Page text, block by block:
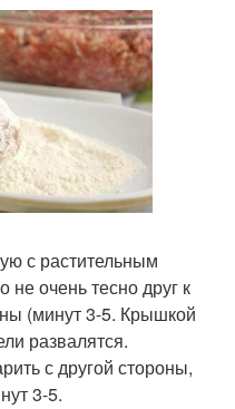
с растительным
не очень тесно друг к
(минут 3-5. Крышкой
развалятся.
с другой стороны,
3-5.